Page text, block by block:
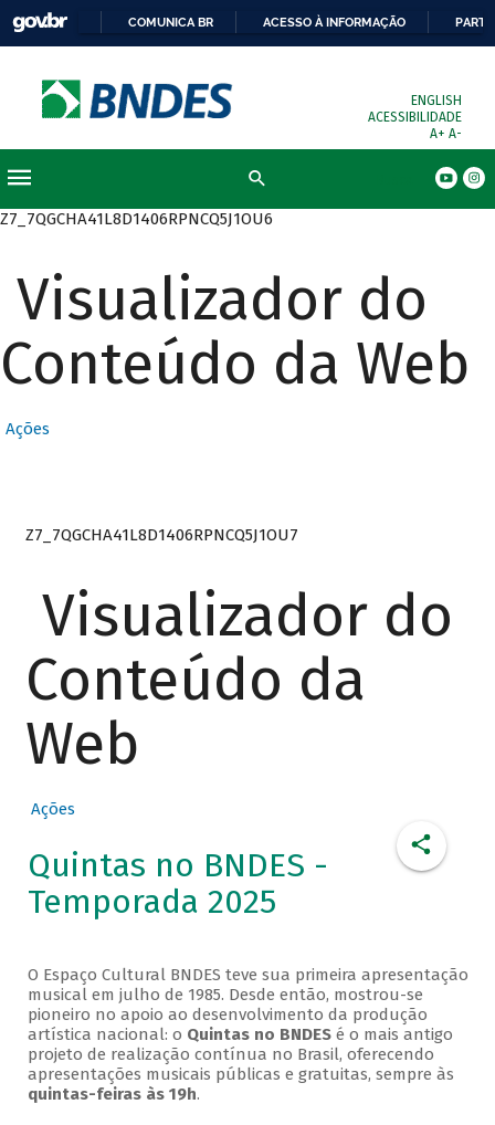
COMUNICA BR ACESSO À INFORMAÇÃO
ENGLISH
ACESSIBILIDADE
A+ A-
Z7_7QGCHA41L8D1406RPNCQ5J1OU6
Visualizador do
Conteúdo da Web
Ações
Z7_7QGCHA41L8D1406RPNCQ5J1OU7
Visualizador do
Conteúdo da
Web
Ações
Quintas no BNDES -
Temporada 2025
O Espaço Cultural BNDES teve sua primeira apresentação
musical em julho de 1985. Desde então, mostrou-se
pioneiro no apoio ao desenvolvimento da produção
artística nacional: o Quintas no BNDESé o mais antigo
projeto de realização contínua no Brasil, oferecendo
apresentações musicais públicas e gratuitas, sempre às
quintas-feiras às 19h.